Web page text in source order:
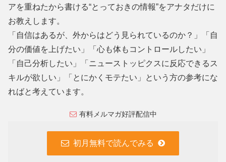
アを重ねたから書ける“とっておきの情報”をアナタだけに
お教えします。
「自信はあるが、外からはどう見られているのか？」「自
分の価値を上げたい」「心も体もコントロールしたい」
「自己分析したい」「ニューストッピクスに反応できるス
キルが欲しい」「とにかくモテたい」という方の参考にな
ればと考えています。
有料メルマガ好評配信中
初月無料で読んでみる